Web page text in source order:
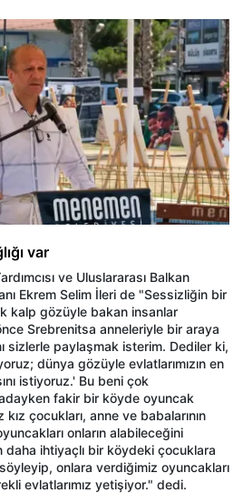
var
ve Uluslararası Balkan
Ekrem Selim İleri de "Sessizliğin bir
kalp gözüyle bakan insanlar
Srebrenitsa anneleriyle bir araya
sizlerle paylaşmak isterim. Dediler ki,
dünya gözüyle evlatlarımızın en
istiyoruz.' Bu beni çok
fakir bir köyde oyuncak
çocukları, anne ve babalarının
onların alabileceğini
ihtiyaçlı bir köydeki çocuklara
onlara verdiğimiz oyuncakları
evlatlarımız yetişiyor." dedi.